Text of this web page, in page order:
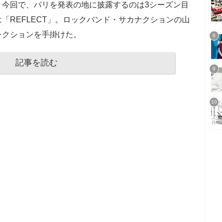
回で、パリを発表の地に披露するのは3シーズン目
REFLECT」。ロックバンド・サカナクションの山
ションを手掛けた。
記事を読む